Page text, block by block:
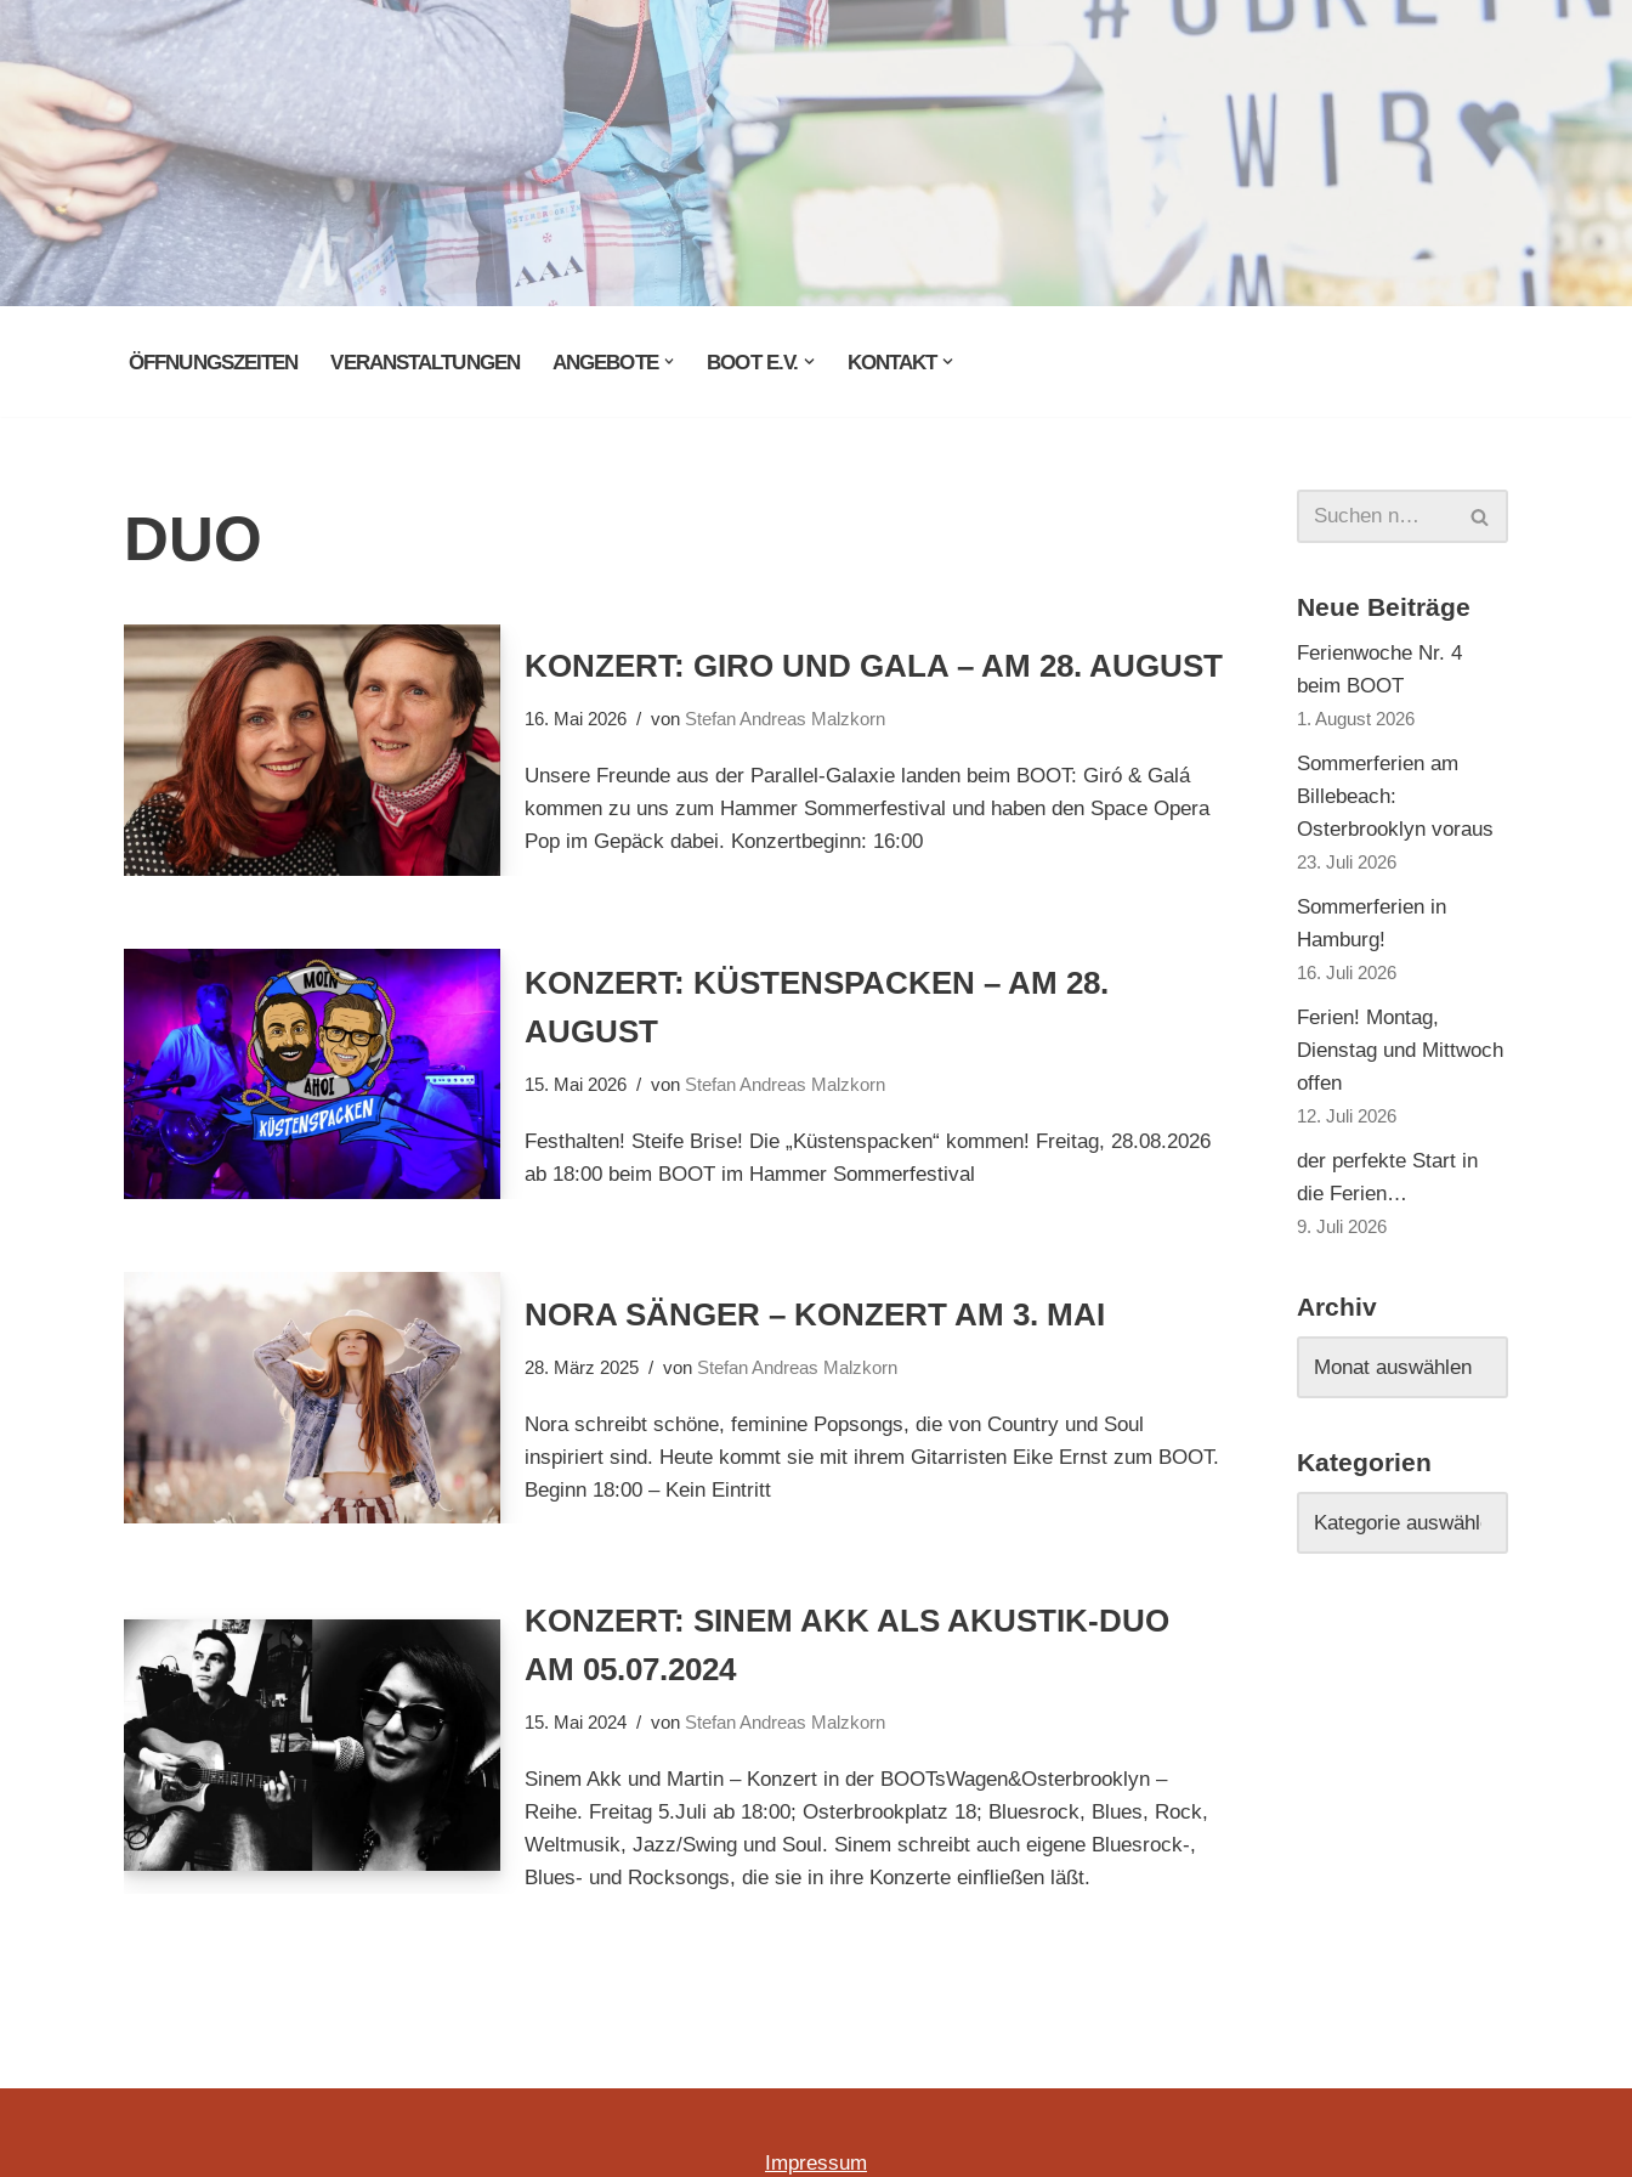
ÖFFNUNGSZEITEN VERANSTALTUNGEN ANGEBOTE BOOT E.V. KONTAKT
DUO
KONZERT: GIRO UND GALA – AM 28. AUGUST
16. Mai 2026 von Stefan Andreas Malzkorn
Unsere Freunde aus der Parallel-Galaxie landen beim BOOT: Giró & Galá
kommen zu uns zum Hammer Sommerfestival und haben den Space Opera
Pop im Gepäck dabei. Konzertbeginn: 16:00
KONZERT: KÜSTENSPACKEN – AM 28.
AUGUST
15. Mai 2026 von Stefan Andreas Malzkorn
Festhalten! Steife Brise! Die „Küstenspacken“ kommen! Freitag, 28.08.2026
ab 18:00 beim BOOT im Hammer Sommerfestival
NORA SÄNGER – KONZERT AM 3. MAI
28. März 2025 von Stefan Andreas Malzkorn
Nora schreibt schöne, feminine Popsongs, die von Country und Soul
inspiriert sind. Heute kommt sie mit ihrem Gitarristen Eike Ernst zum BOOT.
Beginn 18:00 – Kein Eintritt
KONZERT: SINEM AKK ALS AKUSTIK-DUO
AM 05.07.2024
15. Mai 2024 von Stefan Andreas Malzkorn
Sinem Akk und Martin – Konzert in der BOOTsWagen&Osterbrooklyn –
Reihe. Freitag 5.Juli ab 18:00; Osterbrookplatz 18; Bluesrock, Blues, Rock,
Weltmusik, Jazz/Swing und Soul. Sinem schreibt auch eigene Bluesrock-,
Blues- und Rocksongs, die sie in ihre Konzerte einfließen läßt.
Neue Beiträge
Ferienwoche Nr. 4
beim BOOT
1. August 2026
Sommerferien am
Billebeach:
Osterbrooklyn voraus
23. Juli 2026
Sommerferien in
Hamburg!
16. Juli 2026
Ferien! Montag,
Dienstag und Mittwoch
offen
12. Juli 2026
der perfekte Start in
die Ferien…
9. Juli 2026
Archiv
Kategorien
Impressum